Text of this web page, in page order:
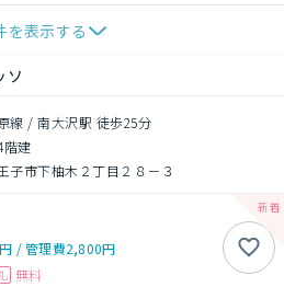
を表示する
ソ
線 / 南大沢駅 徒歩25分
階建
子市下柚木２丁目２８－３
/管理費2,800円
無料